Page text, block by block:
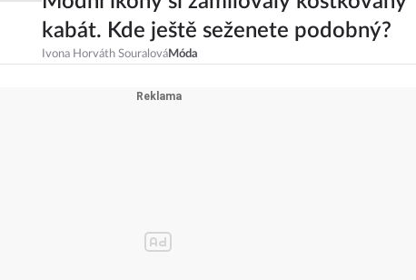
kabát. Kde ještě seženete podobný?
Ivona Horváth SouralováMóda